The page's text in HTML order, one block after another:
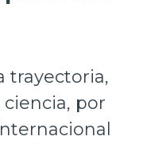
trayectoria,
por